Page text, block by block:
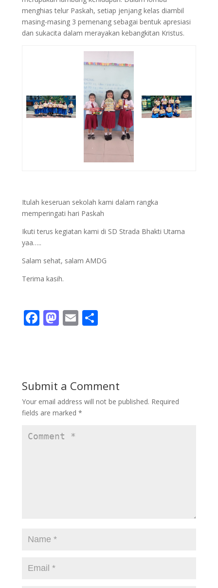
menghias telur Paskah, setiap jenjang kelas diambil
masing-masing 3 pemenang sebagai bentuk apresiasi
dan sukacita dalam merayakan kebangkitan Kristus.
Itulah keseruan sekolah kami dalam rangka
memperingati hari Paskah
Ikuti terus kegiatan kami di SD Strada Bhakti Utama
yaa…..
Salam sehat, salam AMDG
Terima kasih.
F
o
o
k
M
o
n
E S
Submit a Comment
Your email address will not be published. Required
fields are marked *